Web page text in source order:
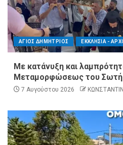
ΑΓΙΟΣ ΔΗΜΗΤΡΙΟΣ ΕΚΚΛΗΣΙΑ -
Με κατάνυξη και
Μεταμορφώσεως του
7 Αυγούστου 2026